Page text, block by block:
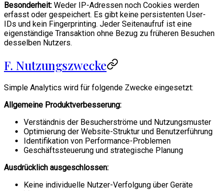
Besonderheit: Weder IP-Adressen noch Cookies werden
erfasst oder gespeichert. Es gibt keine persistenten User-
IDs und kein Fingerprinting. Jeder Seitenaufruf ist eine
eigenständige Transaktion ohne Bezug zu früheren Besuchen
desselben Nutzers.
F. Nutzungszwecke
Simple Analytics wird für folgende Zwecke eingesetzt:
Allgemeine Produktverbesserung:
Verständnis der Besucherströme und Nutzungsmuster
Optimierung der Website-Struktur und Benutzerführung
Identifikation von Performance-Problemen
Geschäftssteuerung und strategische Planung
Ausdrücklich ausgeschlossen:
Keine individuelle Nutzer-Verfolgung über Geräte